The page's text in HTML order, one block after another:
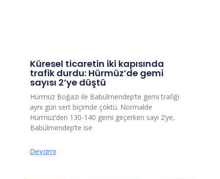
Küresel ticaretin iki kapısında
trafik durdu: Hürmüz’de gemi
sayısı 2’ye düştü
Hürmüz Boğazı ile Babülmendep’te gemi trafiği
aynı gün sert biçimde çöktü. Normalde
Hürmüz’den 130-140 gemi geçerken sayı 2’ye,
Babülmendep’te ise
Devamı